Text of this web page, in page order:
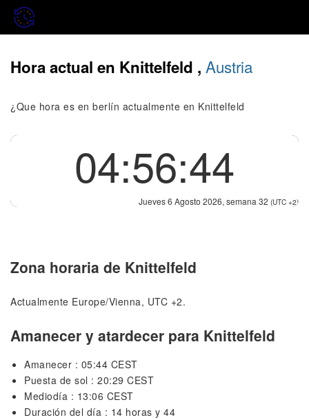
Hora actual en Knittelfeld , Austria
¿Que hora es en berlín actualmente en Knittelfeld
04:56:44
Jueves 6 Agosto 2026, semana 32 (UTC +2)
Zona horaria de Knittelfeld
Actualmente Europe/Vienna, UTC +2.
Amanecer y atardecer para Knittelfeld
Amanecer : 05:44 CEST
Puesta de sol : 20:29 CEST
Mediodía : 13:06 CEST
Duración del día : 14 horas y 44